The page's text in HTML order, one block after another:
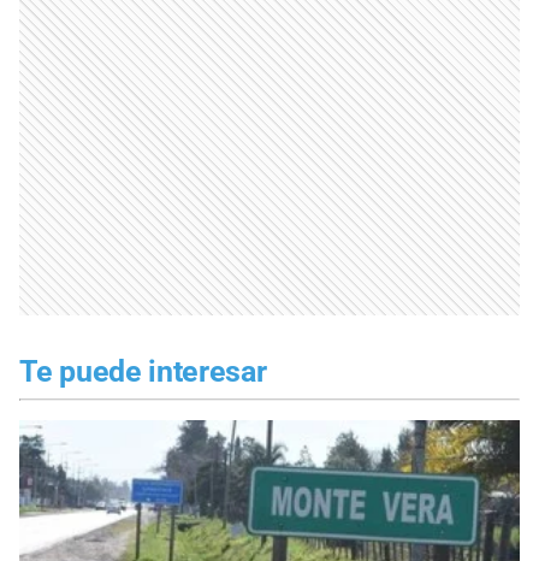
Te puede interesar